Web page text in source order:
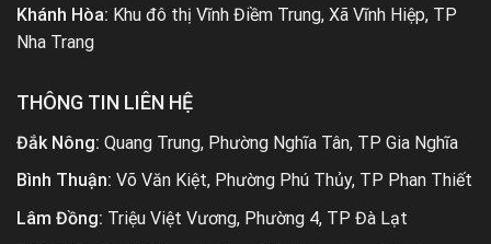
Khánh Hòa: Khu đô thị Vĩnh Điềm Trung, Xã Vĩnh Hiệp, TP
Nha Trang
THÔNG TIN LIÊN HỆ
Đắk Nông: Quang Trung, Phường Nghĩa Tân, TP Gia Nghĩa
Bình Thuận: Võ Văn Kiệt, Phường Phú Thủy, TP Phan Thiết
Lâm Đồng: Triệu Việt Vương, Phường 4, TP Đà Lạt